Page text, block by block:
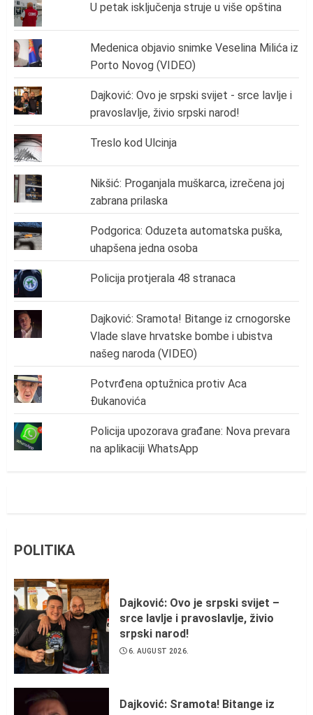
U petak isključenja struje u više opština
Medenica objavio snimke Veselina Milića iz
Porto Novog (VIDEO)
Dajković: Ovo je srpski svijet - srce lavlje i
pravoslavlje, živio srpski narod!
Treslo kod Ulcinja
Nikšić: Proganjala muškarca, izrečena joj
zabrana prilaska
Podgorica: Oduzeta automatska puška,
uhapšena jedna osoba
Policija protjerala 48 stranaca
Dajković: Sramota! Bitange iz crnogorske
Vlade slave hrvatske bombe i ubistva
našeg naroda (VIDEO)
Potvrđena optužnica protiv Aca
Đukanovića
Policija upozorava građane: Nova prevara
na aplikaciji WhatsApp
POLITIKA
Dajković: Ovo je srpski svijet –
srce lavlje i pravoslavlje, živio
srpski narod!
6. AUGUST 2026.
Dajković: Sramota! Bitange iz